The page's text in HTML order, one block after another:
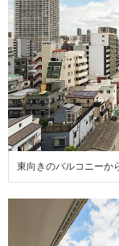
東向きのバルコニーか